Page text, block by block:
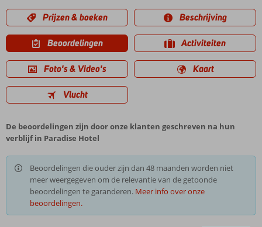
Prijzen & boeken Beschrijving
Beoordelingen Activiteiten
Foto's & Video's Kaart
Vlucht
De beoordelingen zijn door onze klanten geschreven na hun
verblijf in Paradise Hotel
Beoordelingen die ouder zijn dan 48 maanden worden niet
meer weergegeven om de relevantie van de getoonde
beoordelingen te garanderen. Meer info over onze
beoordelingen.